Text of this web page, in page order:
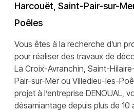
Harcouët, Saint-Pair-sur-
Poêles
Vous êtes à la recherche d’un
pour réaliser des travaux de
La Croix-Avranchin, Saint-
Pair-sur-Mer ou Villedieu-les-
projet à l’entreprise DENOUAL,
désamiantage depuis plus de